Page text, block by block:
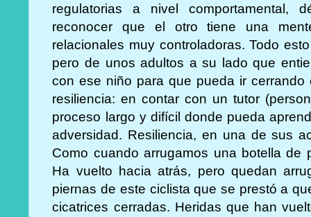
regulatorias a nivel comportamental,
reconocer que el otro tiene una
relacionales muy controladoras. Todo
pero de unos adultos a su lado que
con ese niño para que pueda ir
resiliencia: en contar con un tutor
proceso largo y difícil donde pueda
adversidad. Resiliencia, en una de sus
Como cuando arrugamos una botella de
Ha vuelto hacia atrás, pero quedan
piernas de este ciclista que se prestó a
cicatrices cerradas. Heridas que han